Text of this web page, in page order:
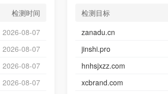
检测时间
2026-08-07
2026-08-07
2026-08-07
2026-08-07
检测目标
zanadu.cn
jinshi.pro
hnhsjxzz.com
xcbrand.com